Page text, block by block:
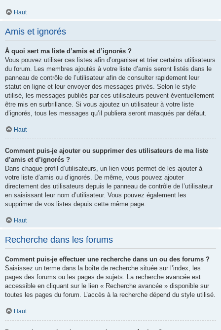
Haut
Amis et ignorés
À quoi sert ma liste d’amis et d’ignorés ?
Vous pouvez utiliser ces listes afin d’organiser et trier certains utilisateurs
du forum. Les membres ajoutés à votre liste d’amis seront listés dans le
panneau de contrôle de l’utilisateur afin de consulter rapidement leur
statut en ligne et leur envoyer des messages privés. Selon le style
utilisé, les messages publiés par ces utilisateurs peuvent éventuellement
être mis en surbrillance. Si vous ajoutez un utilisateur à votre liste
d’ignorés, tous les messages qu’il publiera seront masqués par défaut.
Haut
Comment puis-je ajouter ou supprimer des utilisateurs de ma liste
d’amis et d’ignorés ?
Dans chaque profil d’utilisateurs, un lien vous permet de les ajouter à
votre liste d’amis ou d’ignorés. De même, vous pouvez ajouter
directement des utilisateurs depuis le panneau de contrôle de l’utilisateur
en saisissant leur nom d’utilisateur. Vous pouvez également les
supprimer de vos listes depuis cette même page.
Haut
Recherche dans les forums
Comment puis-je effectuer une recherche dans un ou des forums ?
Saisissez un terme dans la boîte de recherche située sur l’index, les
pages des forums ou les pages de sujets. La recherche avancée est
accessible en cliquant sur le lien « Recherche avancée » disponible sur
toutes les pages du forum. L’accès à la recherche dépend du style utilisé.
Haut